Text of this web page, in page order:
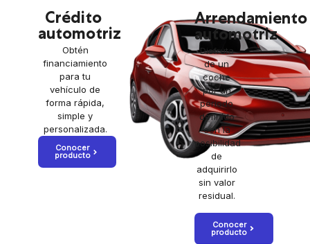
Crédito
automotriz
Obtén
financiamiento
para tu
vehículo de
forma rápida,
simple y
personalizada.
Conocer
producto
Arrendamiento
automotriz
Disfruta
de un
coche
por un
periodo
definido
con la
posibilidad
de
adquirirlo
sin valor
residual.
Conocer
producto